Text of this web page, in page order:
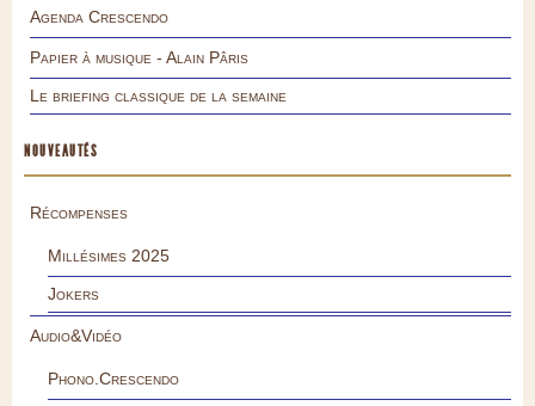
Agenda Crescendo
Papier à musique - Alain Pâris
Le briefing classique de la semaine
NOUVEAUTÉS
Récompenses
Millésimes 2025
Jokers
Audio&Vidéo
Phono.Crescendo